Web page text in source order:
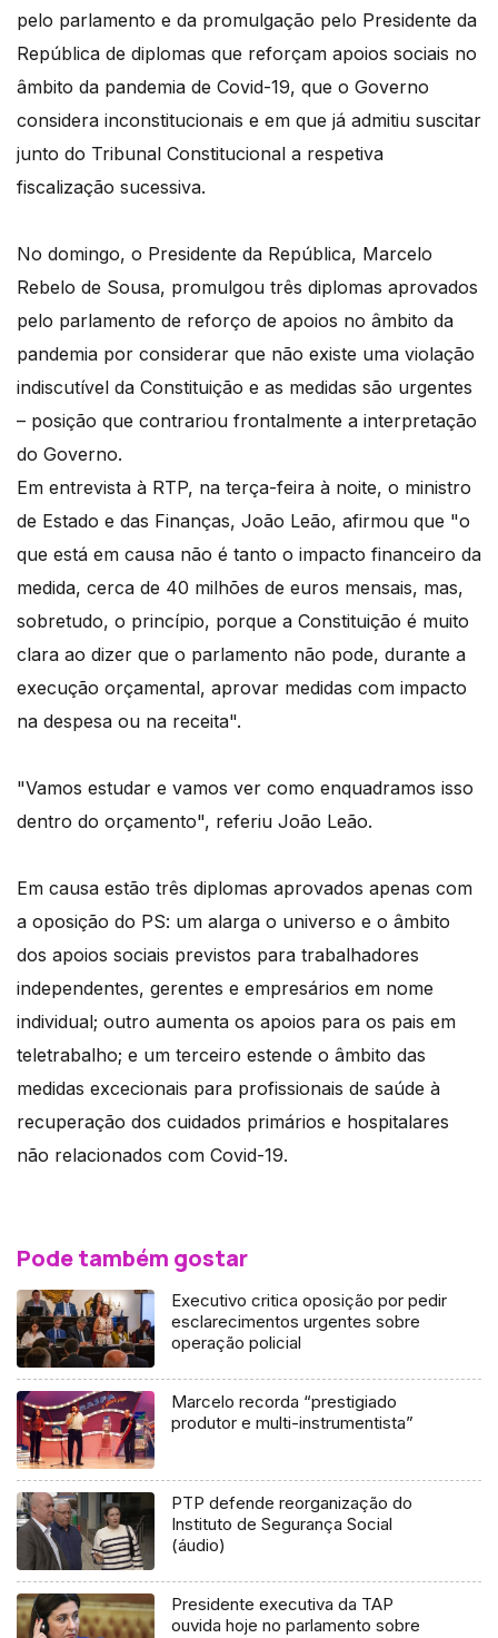
pelo parlamento e da promulgação pelo Presidente da
República de diplomas que reforçam apoios sociais no
âmbito da pandemia de Covid-19, que o Governo
considera inconstitucionais e em que já admitiu suscitar
junto do Tribunal Constitucional a respetiva
fiscalização sucessiva.
No domingo, o Presidente da República, Marcelo
Rebelo de Sousa, promulgou três diplomas aprovados
pelo parlamento de reforço de apoios no âmbito da
pandemia por considerar que não existe uma violação
indiscutível da Constituição e as medidas são urgentes
– posição que contrariou frontalmente a interpretação
do Governo.
Em entrevista à RTP, na terça-feira à noite, o ministro
de Estado e das Finanças, João Leão, afirmou que "o
que está em causa não é tanto o impacto financeiro da
medida, cerca de 40 milhões de euros mensais, mas,
sobretudo, o princípio, porque a Constituição é muito
clara ao dizer que o parlamento não pode, durante a
execução orçamental, aprovar medidas com impacto
na despesa ou na receita".
"Vamos estudar e vamos ver como enquadramos isso
dentro do orçamento", referiu João Leão.
Em causa estão três diplomas aprovados apenas com
a oposição do PS: um alarga o universo e o âmbito
dos apoios sociais previstos para trabalhadores
independentes, gerentes e empresários em nome
individual; outro aumenta os apoios para os pais em
teletrabalho; e um terceiro estende o âmbito das
medidas excecionais para profissionais de saúde à
recuperação dos cuidados primários e hospitalares
não relacionados com Covid-19.
Pode também gostar
Executivo critica oposição por pedir
esclarecimentos urgentes sobre
operação policial
Marcelo recorda “prestigiado
produtor e multi-instrumentista”
PTP defende reorganização do
Instituto de Segurança Social
(áudio)
Presidente executiva da TAP
ouvida hoje no parlamento sobre